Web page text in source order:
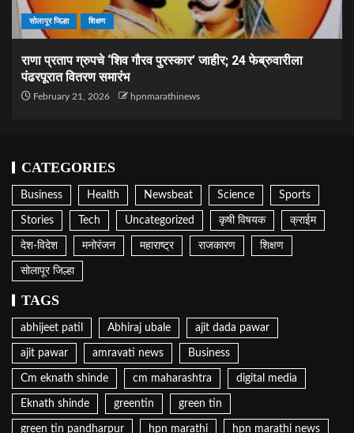
सोलापूर जिल्हा शिक्षण
राणा प्रताप ग्रुपचे ‘शिव गौरव पुरस्कार’ जाहीर; 24 फेब्रुवारीला
पंढरपूरात वितरण समारंभ
February 21, 2026 hpnmarathinews
CATEGORIES
Business Health Newsbeat Science Sports
Stories Tech Uncategorized कृषी विषयक क्राईम
देश-विदेश मनोरंजन महाराष्ट्र राजकारण शिक्षण
सोलापूर जिल्हा
TAGS
abhijeet patil Abhiraj ubale ajit dada pawar
ajit pawar amravati news Business
Cm eknath shinde cm maharashtra digital media
Eknath shinde greentin green tin
green tin pandharpur hpn marathi hpn marathi news